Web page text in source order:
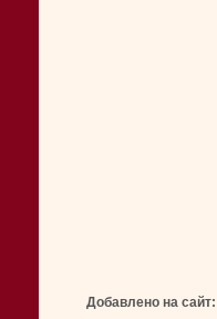
Добавлено на сайт: